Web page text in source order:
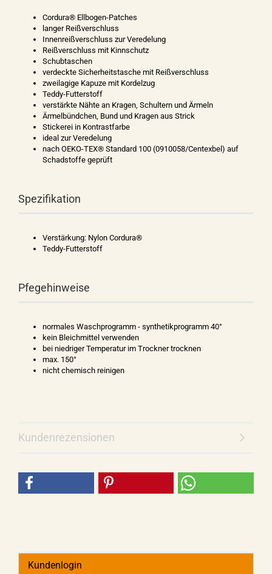
Cordura® Ellbogen-Patches
langer Reißverschluss
Innenreißverschluss zur Veredelung
Reißverschluss mit Kinnschutz
Schubtaschen
verdeckte Sicherheitstasche mit Reißverschluss
zweilagige Kapuze mit Kordelzug
Teddy-Futterstoff
verstärkte Nähte an Kragen, Schultern und Ärmeln
Ärmelbündchen, Bund und Kragen aus Strick
Stickerei in Kontrastfarbe
ideal zur Veredelung
nach OEKO-TEX® Standard 100 (0910058/Centexbel) auf
Schadstoffe geprüft
Spezifikation
Verstärkung: Nylon Cordura®
Teddy-Futterstoff
Pfegehinweise
normales Waschprogramm - synthetikprogramm 40°
kein Bleichmittel verwenden
bei niedriger Temperatur im Trockner trocknen
max. 150°
nicht chemisch reinigen
Kundenrezensionen
Kundenlogin